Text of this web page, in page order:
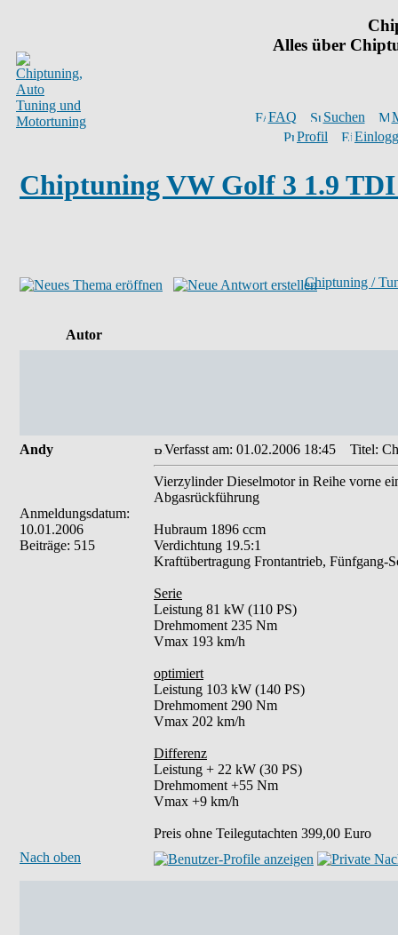
Alles über
FAQ Suchen
Profil
Chiptuning VW Golf 3 1.9
Chiptuning /
Autor
Andy
Anmeldungsdatum:
10.01.2006
Beiträge: 515
Verfasst am: 01.02.2006 18:45 Titel:
Vierzylinder Dieselmotor in Reihe vorne
Abgasrückführung
Hubraum 1896 ccm
Verdichtung 19.5:1
Kraftübertragung Frontantrieb, Fünfgang-
Serie
Leistung 81 kW (110 PS)
Drehmoment 235 Nm
Vmax 193 km/h
optimiert
Leistung 103 kW (140 PS)
Drehmoment 290 Nm
Vmax 202 km/h
Differenz
Leistung + 22 kW (30 PS)
Drehmoment +55 Nm
Vmax +9 km/h
Preis ohne Teilegutachten 399,00 Euro
Nach oben